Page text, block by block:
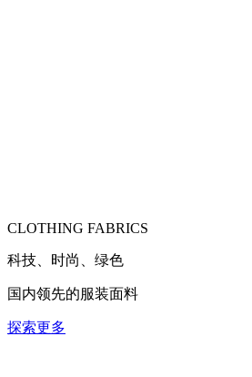
CLOTHING FABRICS
科技、时尚、绿色
国内领先的服装面料
探索更多